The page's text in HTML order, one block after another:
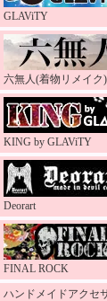
GLAViTY
六無人(着物リメイク)
KING by GLAViTY
Deorart
FINAL ROCK
ハンドメイドアクセ